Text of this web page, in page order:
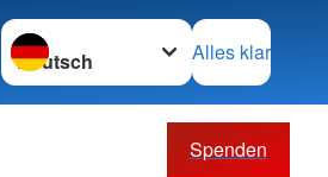
Sprache wechseln zu
Alles klar
Spenden